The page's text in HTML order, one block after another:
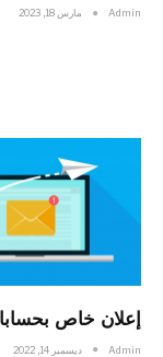
Admin مارس 18, 2023
إعلان خاص
Admin ديسمبر 14, 2022